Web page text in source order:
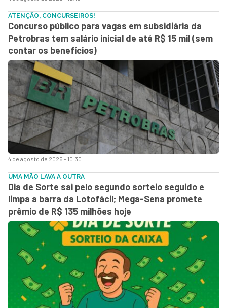
4 de agosto de 2026 - 10:30
ATENÇÃO, CONCURSEIROS!
Concurso público para vagas em subsidiária da
Petrobras tem salário inicial de até R$ 15 mil (sem
contar os benefícios)
UMA MÃO LAVA A OUTRA
Dia de Sorte sai pelo segundo sorteio seguido e
limpa a barra da Lotofácil; Mega-Sena promete
prêmio de R$ 135 milhões hoje